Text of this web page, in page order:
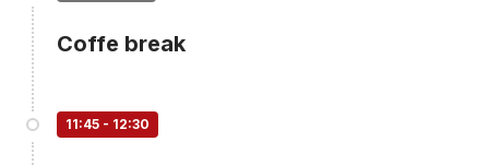
Coffe break
11:45 - 12:30